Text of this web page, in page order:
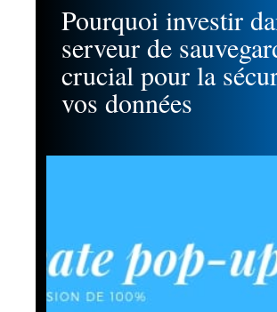
Pourquoi investir
serveur de
crucial pour la
vos données